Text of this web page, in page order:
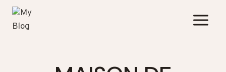
Zum
Inhalt
springen